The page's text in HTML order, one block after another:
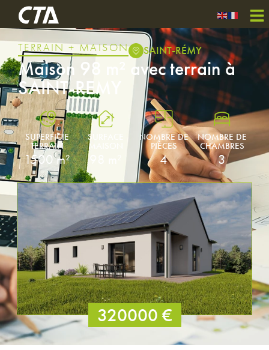
TERRAIN + MAISON SAINT-RÉMY
Maison 98 m² avec terrain à
SAINT-REMY
SUPERFICIE
TERRAIN
1500 m²
SURFACE
MAISON
NOMBRE DE
PIÈCES
4
NOMBRE DE
CHAMBRES
3
320000 €